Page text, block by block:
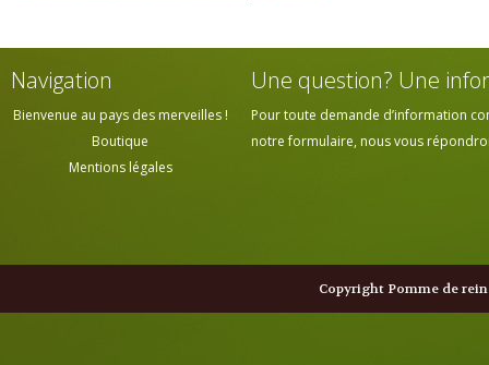
Navigation
Bienvenue au pays des merveilles !
Boutique
Mentions légales
Une question? Une
Pour toute demande d’information
notre formulaire, nous vous
Copyright Pomme de